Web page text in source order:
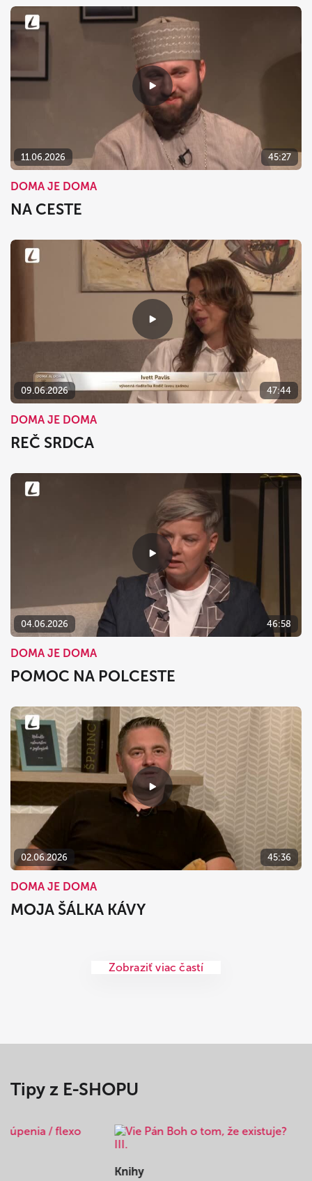
11.06.2026 45:27
DOMA JE DOMA
NA CESTE
09.06.2026 47:44
DOMA JE DOMA
REČ SRDCA
04.06.2026 46:58
DOMA JE DOMA
POMOC NA POLCESTE
02.06.2026 45:36
DOMA JE DOMA
MOJA ŠÁLKA KÁVY
Zobraziť viac častí
Tipy z E-SHOPU
Knihy